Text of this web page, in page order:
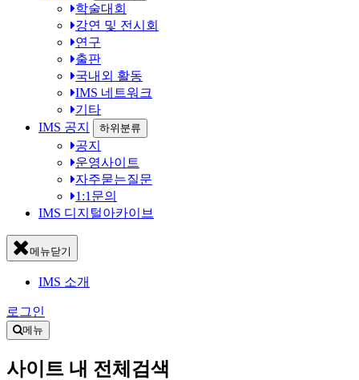
학술대회
강연 및 전시회
연구
출판
국내외 활동
IMS 네트워크
기타
IMS 공지
하위분류
공지
운영사이트
자주묻는질문
1:1문의
IMS 디지털아카이브
메뉴닫기
IMS 소개
로그인
메뉴
사이트 내 전체검색